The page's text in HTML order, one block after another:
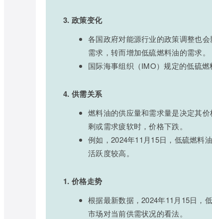
3. 政策变化
各国政府对能源行业的政策调整也
需求，转而增加低硫燃料油的需求。
国际海事组织（IMO）规定的低硫
4. 供需关系
燃料油的供应量和需求量是决定其
剩或需求疲软时，价格下跌。
例如，2024年11月15日，低硫燃料
活跃度较高。
1. 价格走势
根据最新数据，2024年11月15日，
市场对当前供需状况的看法。